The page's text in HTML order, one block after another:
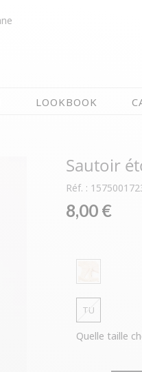
LOOKBOOK
ÉTÉ EN FLEURS
NOUVELLE COLLECTION
MEILLEURES VENTES
Sautoir
Réf. :
8,00 €
TU
Quelle taille